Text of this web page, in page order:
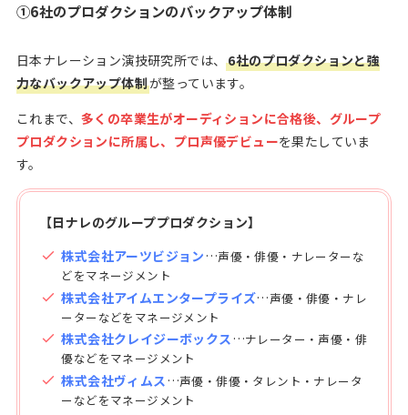
①6社のプロダクションのバックアップ体制
日本ナレーション演技研究所では、6社のプロダクションと強
力なバックアップ体制が整っています。
これまで、 多くの卒業生がオーディションに合格後、グループ
プロダクションに所属し、プロ声優デビューを果たしていま
す。
【日ナレのグループプロダクション】
株式会社アーツビジョン …声優・俳優・ナレーターな
どをマネージメント
株式会社アイムエンタープライズ…声優・俳優・ナレ
ーターなどをマネージメント
株式会社クレイジーボックス …ナレーター・声優・俳
優などをマネージメント
株式会社ヴィムス …声優・俳優・タレント・ナレータ
ーなどをマネージメント